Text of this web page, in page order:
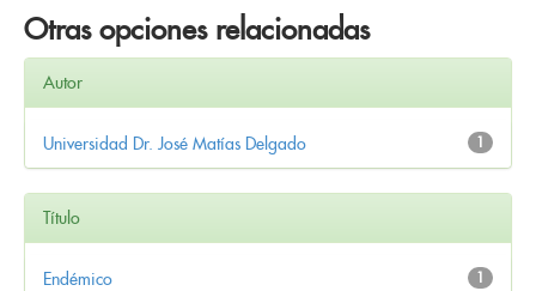
Otras opciones relacionadas
Autor
1
Universidad Dr. José Matías Delgado
Título
1
Endémico